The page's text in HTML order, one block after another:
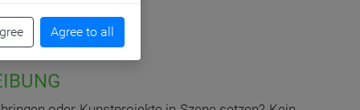
Agree to all